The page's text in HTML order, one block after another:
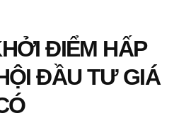
ĐIỂM HẤP
ĐẦU TƯ GIÁ